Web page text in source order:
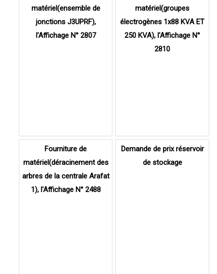
matériel(groupes
électrogènes 1x88 KVA ET
250 KVA), l'Affichage N°
2810
matériel(ensemble de
jonctions J3UPRF),
l'Affichage N° 2807
Demande de prix réservoir
de stockage
Fourniture de
matériel(déracinement des
arbres de la centrale Arafat
1), l'Affichage N° 2488